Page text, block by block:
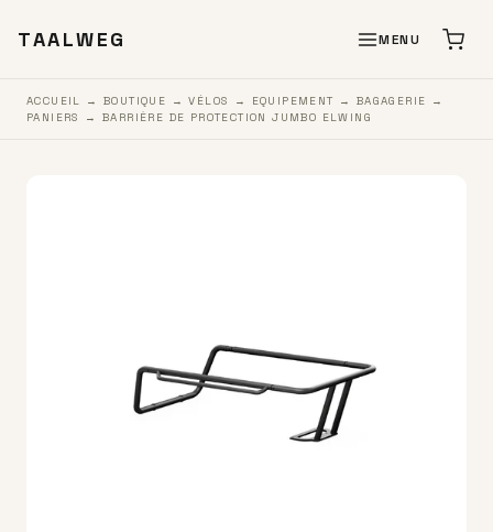
TAALWEG MENU
ACCUEIL →BOUTIQUE →VÉLOS → EQUIPEMENT → BAGAGERIE
→
PANIERS
→ BARRIÈRE DE PROTECTION JUMBO ELWING